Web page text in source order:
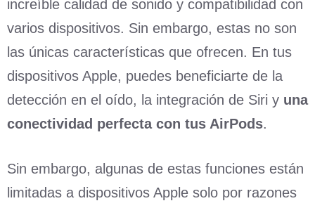
increíble calidad de sonido y compatibilidad con
varios dispositivos. Sin embargo, estas no son
las únicas características que ofrecen. En tus
dispositivos Apple, puedes beneficiarte de la
detección en el oído, la integración de Siri y una
conectividad perfecta con tus AirPods.
Sin embargo, algunas de estas funciones están
limitadas a dispositivos Apple solo por razones